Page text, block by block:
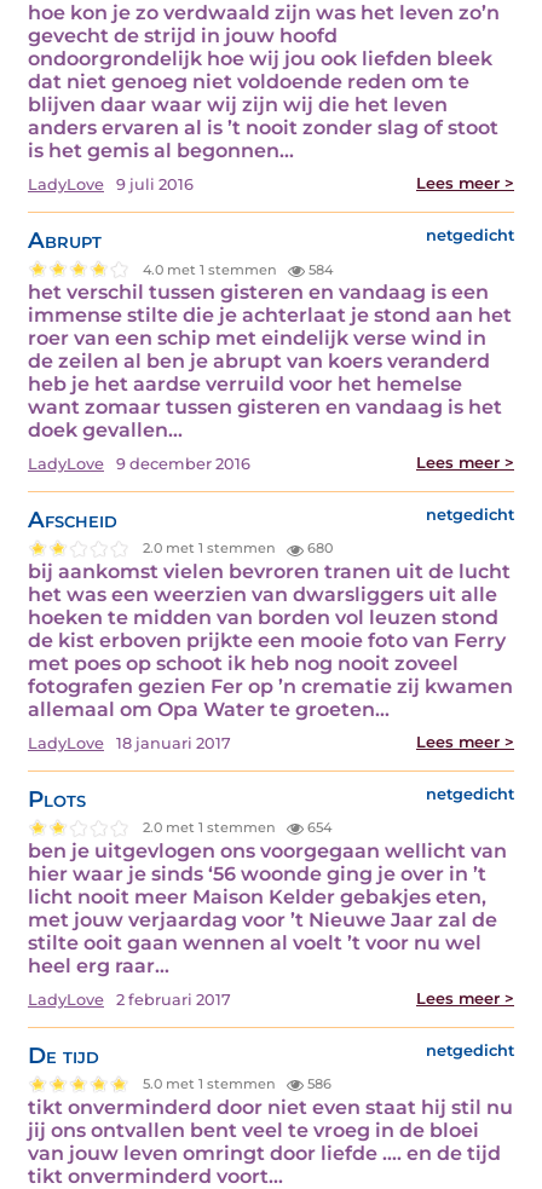
hoe kon je zo verdwaald zijn was het leven zo’n
gevecht de strijd in jouw hoofd
ondoorgrondelijk hoe wij jou ook liefden bleek
dat niet genoeg niet voldoende reden om te
blijven daar waar wij zijn wij die het leven
anders ervaren al is ’t nooit zonder slag of stoot
is het gemis al begonnen…
LadyLove 9 juli 2016 Lees meer >
Abrupt netgedicht
4.0 met 1 stemmen 584
het verschil tussen gisteren en vandaag is een
immense stilte die je achterlaat je stond aan het
roer van een schip met eindelijk verse wind in
de zeilen al ben je abrupt van koers veranderd
heb je het aardse verruild voor het hemelse
want zomaar tussen gisteren en vandaag is het
doek gevallen…
LadyLove 9 december 2016 Lees meer >
Afscheid netgedicht
2.0 met 1 stemmen 680
bij aankomst vielen bevroren tranen uit de lucht
het was een weerzien van dwarsliggers uit alle
hoeken te midden van borden vol leuzen stond
de kist erboven prijkte een mooie foto van Ferry
met poes op schoot ik heb nog nooit zoveel
fotografen gezien Fer op ’n crematie zij kwamen
allemaal om Opa Water te groeten…
LadyLove 18 januari 2017 Lees meer >
Plots netgedicht
2.0 met 1 stemmen 654
ben je uitgevlogen ons voorgegaan wellicht van
hier waar je sinds ‘56 woonde ging je over in ’t
licht nooit meer Maison Kelder gebakjes eten,
met jouw verjaardag voor ’t Nieuwe Jaar zal de
stilte ooit gaan wennen al voelt ’t voor nu wel
heel erg raar…
LadyLove 2 februari 2017 Lees meer >
De tijd netgedicht
5.0 met 1 stemmen 586
tikt onverminderd door niet even staat hij stil nu
jij ons ontvallen bent veel te vroeg in de bloei
van jouw leven omringt door liefde …. en de tijd
tikt onverminderd voort…